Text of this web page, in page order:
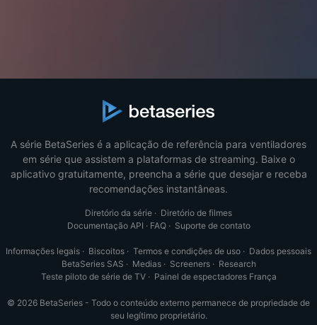
A série BetaSeries é a aplicação de referência para ventiladores
em série que assistem a plataformas de streaming. Baixe o
aplicativo gratuitamente, preencha a série que desejar e receba
recomendações instantâneas.
Diretório da série · Diretório de filmes
Documentação API · FAQ· Suporte de contato
Informações legais · Biscoitos · Termos e condições de uso · Dados pessoais
BetaSeries SAS · Medias· Screeners· Research
Teste piloto de série de TV· Painel de espectadores França
© 2026 BetaSeries - Todo o conteúdo externo permanece de propriedade de
seu legítimo proprietário.